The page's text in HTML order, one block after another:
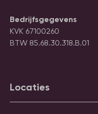
Bedrijfsgegevens
KVK 67100260
BTW 85.68.30.318.B.01
Locaties